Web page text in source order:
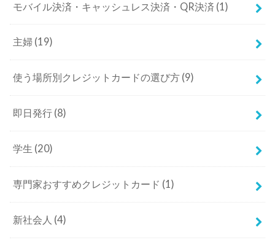
モバイル決済・キャッシュレス決済・QR決済 (1)
主婦 (19)
使う場所別クレジットカードの選び方 (9)
即日発行 (8)
学生 (20)
専門家おすすめクレジットカード (1)
新社会人 (4)